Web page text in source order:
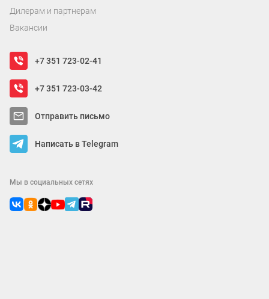
Дилерам и партнерам
Вакансии
+7 351 723-02-41
+7 351 723-03-42
Отправить письмо
Написать в Telegram
Мы в социальных сетях